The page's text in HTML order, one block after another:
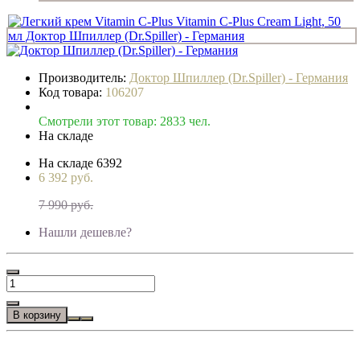
Производитель: Доктор Шпиллер (Dr.Spiller) - Германия
Код товара: 106207
Смотрели этот товар: 2833 чел.
На складе
На складе 6392
6 392 руб.
7 990 руб.
Нашли дешевле?
В корзину